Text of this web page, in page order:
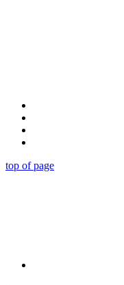
top of page